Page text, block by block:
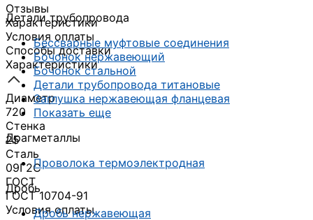
Детали трубопровода
Бессварные муфтовые соединения
Бочонок нержавеющий
Бочонок стальной
Детали трубопровода титановые
Заглушка нержавеющая фланцевая
Показать еще
Драгметаллы
Проволока термоэлектродная
Дробь
Дробь нержавеющая
Отзывы
Характеристики
Условия оплаты
Способы доставки
Характеристики
Диаметр
720
Стенка
25
Сталь
09Г2С
ГОСТ
ГОСТ 10704-91
Условия оплаты